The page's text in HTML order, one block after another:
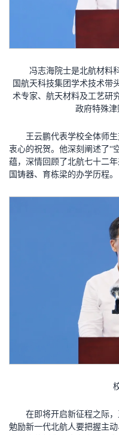
冯志海院士是北航材料
国航天科技集团学术技术带
术专家、航天材料及工艺研
政府特殊
王云鹏代表学校全体师
衷心的祝贺。他深刻阐述了“
蕴，深情回顾了北航七十二
国铸器、育栋梁的办学历程。
在即将开启新征程之际
勉励新一代北航人要把握主